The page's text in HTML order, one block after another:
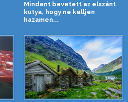
Mindent bevetett az elszánt
kutya, hogy ne kelljen
hazamen...